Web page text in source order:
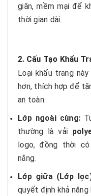
giãn, mềm mại để
thời gian dài.
2. Cấu Tạo Khẩu
Loại khẩu trang
hơn, thích hợp để
an toàn.
Lớp ngoài cùng:
thường là vải
logo, đồng thời
nắng.
Lớp giữa (Lớp
quyết định khả